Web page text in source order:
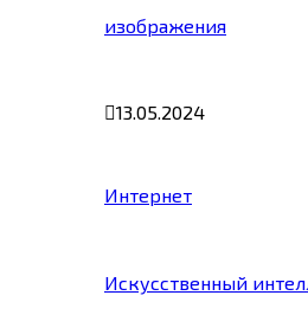
изображения
13.05.2024
Интернет
Искусственный